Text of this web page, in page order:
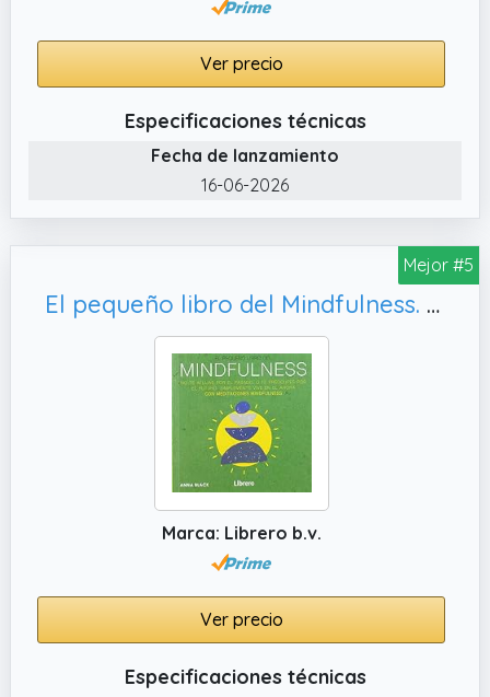
Ver precio
Especificaciones técnicas
Fecha de lanzamiento
16-06-2026
Mejor #5
El pequeño libro del Mindfulness. (SIN COLECCION)
Marca: Librero b.v.
Ver precio
Especificaciones técnicas